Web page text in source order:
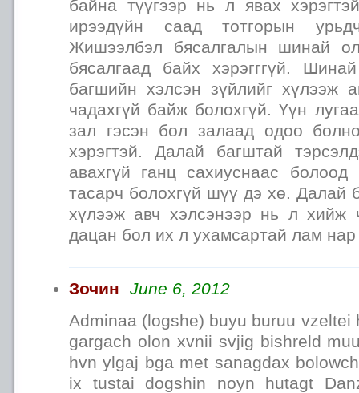
байна түүгээр нь л явах
ирээдүйн саад тотгорын
Жишээлбэл бясалгалын шинай
бясалгаад байх хэрэгггүй.
багшийн хэлсэн зүйлийг хүлээж
чадахгүй байж болохгүй. Үүн
зал гэсэн бол залаад одоо
хэрэгтэй. Далай багштай
авахгүй ганц сахиуснаас болоод
тасарч болохгүй шүү дэ хө. Далай
хүлээж авч хэлсэнээр нь л хийж
дацан бол их л ухамсартай лам
Зочин
June 6, 2012
Adminaa (logshe) buyu buruu vzeltei
gargach olon xvnii svjig bishreld
hvn ylgaj bga met sanagdax
ix tustai dogshin noyn hutagt